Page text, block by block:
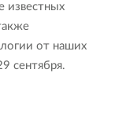
известных
от наших
сентября.